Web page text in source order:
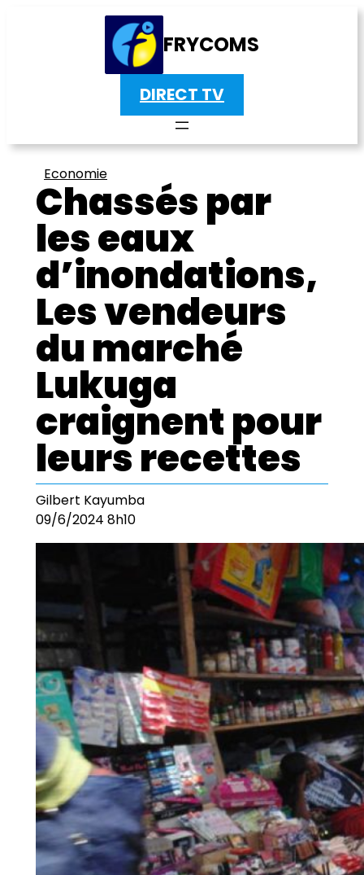
FRYCOMS
DIRECT TV
Economie
Chassés par
les eaux
d’inondations,
Les vendeurs
du marché
Lukuga
craignent pour
leurs recettes
Gilbert Kayumba
09/6/2024 8h10